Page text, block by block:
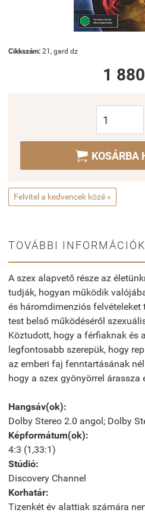
Cikkszám: 21, gard dz
1
 KOSÁRBA
Felvitel a kedvencek közé »
TOVÁBBI
A szex alapvető része az
tudják, hogyan működik
és háromdimenziós felvételeket
test belső működéséről
Köztudott, hogy a férfiaknak és
legfontosabb szerepük, hogy
az emberi faj fenntartásának
hogy a szex gyönyörrel árassza
Hangsáv(ok):
Dolby Stereo 2.0 angol; Dolby
Képformátum(ok):
4:3 (1,33:1)
Stúdió:
Discovery Channel
Korhatár:
Tizenkét év alattiak számára